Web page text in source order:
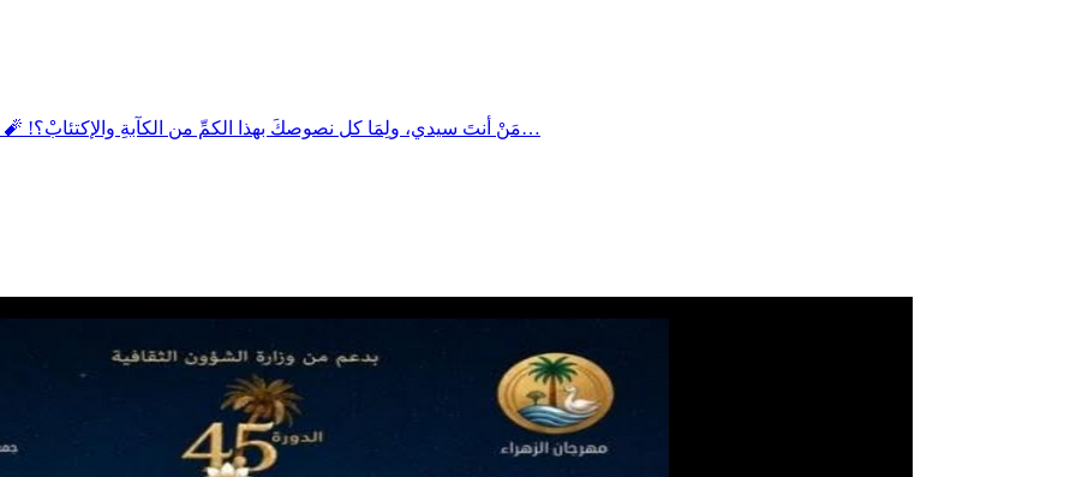
● مَنْ أنتَ سيدي، ولِمَا كل نصوصكَ بهذا الكمِّ من الكآبةِ والإكتئابْ؟! 🧨 أنا الراحل دوما، والمسافر دوما، لا وطنَ لي، لا مقرَّ لي، لا حضنَ لي…